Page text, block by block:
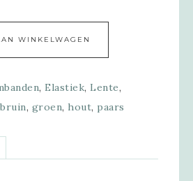
WINKELWAGEN
, Elastiek, Lente,
bruin, groen, hout, paars